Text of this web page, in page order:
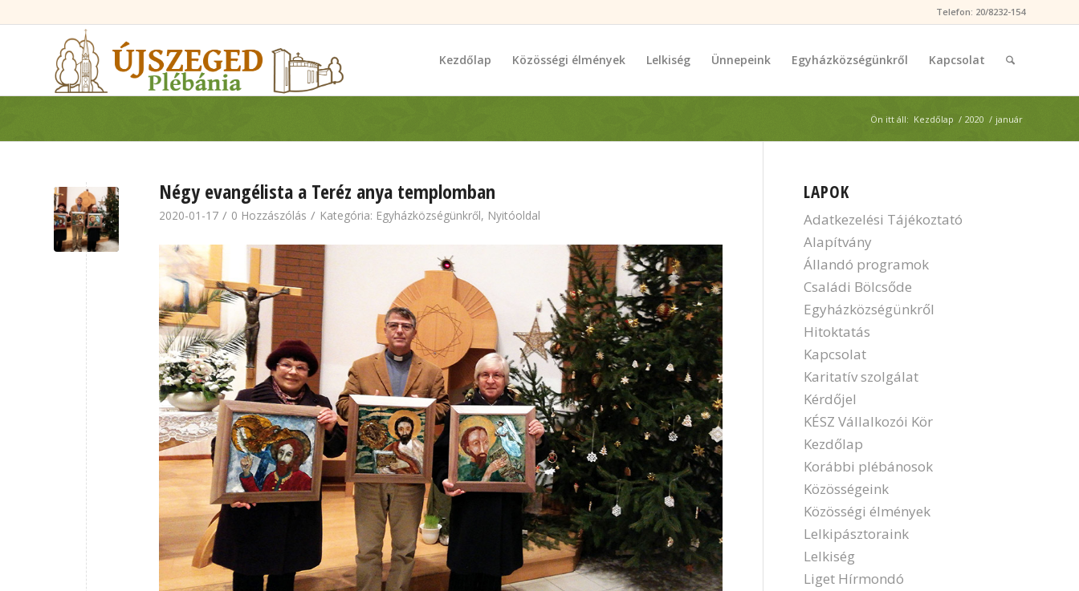
Telefon: 20/8232-154
Kezdőlap Közösségi élmények Lelkiség Ünnepeink Egyházközségünkről Kapcsolat
Ön itt áll: Kezdőlap / 2020 / január
Négy evangélista a Teréz anya templomban
2020-01-17 / 0 Hozzászólás / Kategória: Egyházközségünkről, Nyitóoldal
LAPOK
Adatkezelési Tájékoztató
Alapítvány
Állandó programok
Családi Bölcsőde
Egyházközségünkről
Hitoktatás
Kapcsolat
Karitatív szolgálat
Kérdőjel
KÉSZ Vállalkozói Kör
Kezdőlap
Korábbi plébánosok
Közösségeink
Közösségi élmények
Lelkipásztoraink
Lelkiség
Liget Hírmondó